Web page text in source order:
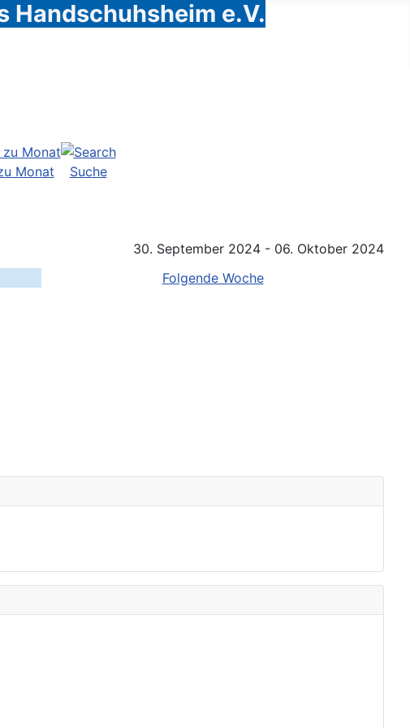
Handschuhsheim e.V.
Monat Suche
30. September 2024 - 06. Oktober 2024
Folgende Woche